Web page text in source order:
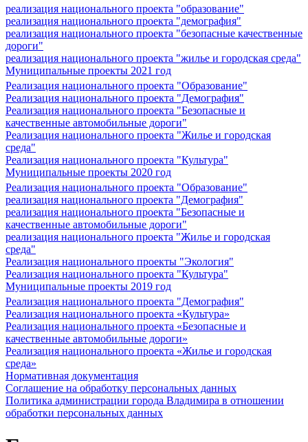
реализация национального проекта "образование"
реализация национального проекта "демография"
реализация национального проекта "безопасные качественные
дороги"
реализация национального проекта "жилье и городская среда"
Муниципальные проекты 2021 год
Реализация национального проекта "Образование"
Реализация национального проекта "Демография"
Реализация национального проекта "Безопасные и
качественные автомобильные дороги"
Реализация национального проекта "Жилье и городская
среда"
Реализация национального проекта "Культура"
Муниципальные проекты 2020 год
Реализация национального проекта "Образование"
реализация национального проекта "Демография"
реализация национального проекта "Безопасные и
качественные автомобильные дороги"
реализация национального проекта "Жилье и городская
среда"
Реализация национального проекты "Экология"
Реализация национального проекта "Культура"
Муниципальные проекты 2019 год
Реализация национального проекта "Демография"
Реализация национального проекта «Культура»
Реализация национального проекта «Безопасные и
качественные автомобильные дороги»
Реализация национального проекта «Жилье и городская
среда»
Нормативная документация
Соглашение на обработку персональных данных
Политика администрации города Владимира в отношении
обработки персональных данных